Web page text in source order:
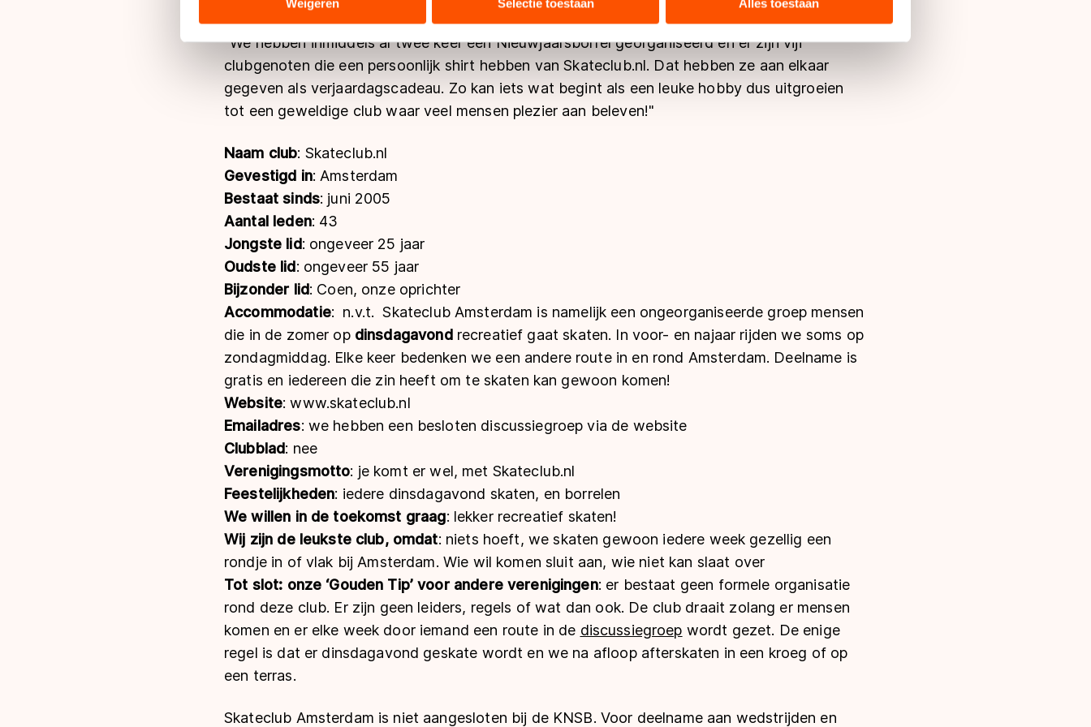
hun services. Sommige partners kunnen gegevens doorgeven aan landen buiten de EU, zoals de VS, waar mogelijk geen
adequaat beschermingsniveau geldt volgens de GDPR. Door op ‘Toestaan’ te klikken, stemt u in met deze overdracht.
Meer informatie vindt u in onscookiebeleid.
Weigeren Selectie toestaan Alles toestaan
"We hebben inmiddels al twee keer een Nieuwjaarsborrel georganiseerd en er zijn vijf
clubgenoten die een persoonlijk shirt hebben van Skateclub.nl. Dat hebben ze aan elkaar
gegeven als verjaardagscadeau. Zo kan iets wat begint als een leuke hobby dus uitgroeien
tot een geweldige club waar veel mensen plezier aan beleven!"
Naam club: Skateclub.nl
Gevestigd in: Amsterdam
Bestaat sinds: juni 2005
Aantal leden: 43
Jongste lid: ongeveer 25 jaar
Oudste lid: ongeveer 55 jaar
Bijzonder lid: Coen, onze oprichter
Accommodatie: n.v.t. Skateclub Amsterdam is namelijk een ongeorganiseerde groep mensen
die in de zomer op dinsdagavondrecreatief gaat skaten. In voor- en najaar rijden we soms op
zondagmiddag. Elke keer bedenken we een andere route in en rond Amsterdam. Deelname is
gratis en iedereen die zin heeft om te skaten kan gewoon komen!
Website: www.skateclub.nl
Emailadres: we hebben een besloten discussiegroep via de website
Clubblad: nee
Verenigingsmotto: je komt er wel, met Skateclub.nl
Feestelijkheden: iedere dinsdagavond skaten, en borrelen
We willen in de toekomst graag: lekker recreatief skaten!
Wij zijn de leukste club, omdat: niets hoeft, we skaten gewoon iedere week gezellig een
rondje in of vlak bij Amsterdam. Wie wil komen sluit aan, wie niet kan slaat over
Tot slot: onze ‘Gouden Tip’ voor andere verenigingen: er bestaat geen formele organisatie
rond deze club. Er zijn geen leiders, regels of wat dan ook. De club draait zolang er mensen
komen en er elke week door iemand een route in de discussiegroep wordt gezet. De enige
regel is dat er dinsdagavond geskate wordt en we na afloop afterskaten in een kroeg of op
een terras.
Skateclub Amsterdam is niet aangesloten bij de KNSB. Voor deelname aan wedstrijden en